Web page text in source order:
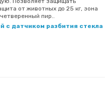
от животных до 25 кг, зона
пир..
с датчиком разбития стекла